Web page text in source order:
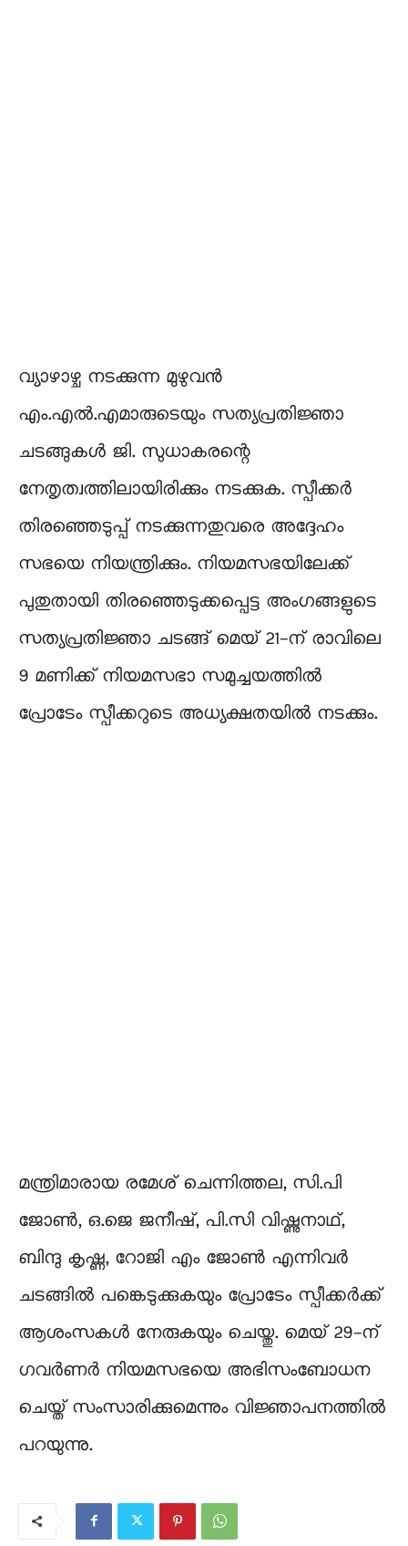
വ്യാഴാഴ്ച നടക്കുന്ന മുഴുവൻ
എം.എൽ.എമാരുടെയും സത്യപ്രതിജ്ഞാ
ചടങ്ങുകൾ ജി. സുധാകരന്റെ
നേതൃത്വത്തിലായിരിക്കും നടക്കുക. സ്പീക്കർ
തിരഞ്ഞെടുപ്പ് നടക്കുന്നതുവരെ അദ്ദേഹം
സഭയെ നിയന്ത്രിക്കും. നിയമസഭയിലേക്ക്
പുതുതായി തിരഞ്ഞെടുക്കപ്പെട്ട അംഗങ്ങളുടെ
സത്യപ്രതിജ്ഞാ ചടങ്ങ് മെയ് 21-ന് രാവിലെ
9 മണിക്ക് നിയമസഭാ സമുച്ചയത്തിൽ
പ്രോടേം സ്പീക്കറുടെ അധ്യക്ഷതയിൽ നടക്കും.
മന്ത്രിമാരായ രമേശ് ചെന്നിത്തല, സി.പി
ജോൺ, ഒ.ജെ ജനീഷ്, പി.സി വിഷ്ണുനാഥ്,
ബിന്ദു കൃഷ്ണ, റോജി എം ജോൺ എന്നിവർ
ചടങ്ങിൽ പങ്കെടുക്കുകയും പ്രോടേം സ്പീക്കർക്ക്
ആശംസകൾ നേരുകയും ചെയ്തു. മെയ് 29-ന്
ഗവർണർ നിയമസഭയെ അഭിസംബോധന
ചെയ്ത് സംസാരിക്കുമെന്നും വിജ്ഞാപനത്തിൽ
പറയുന്നു.